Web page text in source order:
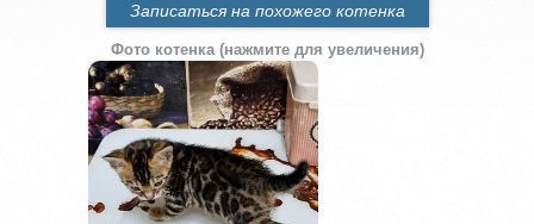
Записаться на похожего котенка
Фото котенка (нажмите для увеличения)